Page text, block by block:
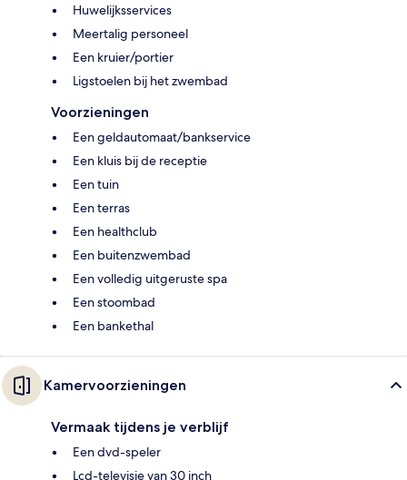
Huwelijksservices
Meertalig personeel
Een kruier/portier
Ligstoelen bij het zwembad
Voorzieningen
Een geldautomaat/bankservice
Een kluis bij de receptie
Een tuin
Een terras
Een healthclub
Een buitenzwembad
Een volledig uitgeruste spa
Een stoombad
Een bankethal
Kamervoorzieningen
Vermaak tijdens je verblijf
Een dvd-speler
Lcd-televisie van 30 inch